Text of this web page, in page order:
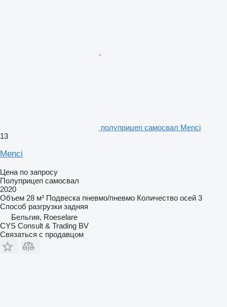
полуприцеп самосвал Menci
13
Menci
Цена по запросу
Полуприцеп самосвал
2020
Объем 28 м³ Подвеска пневмо/пневмо Количество осей 3
Способ разгрузки задняя
Бельгия, Roeselare
CYS Consult & Trading BV
Связаться с продавцом